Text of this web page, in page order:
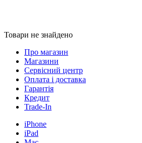
Товари не знайдено
Про магазин
Магазини
Сервісний центр
Оплата і доставка
Гарантія
Кредит
Trade-In
iPhone
iPad